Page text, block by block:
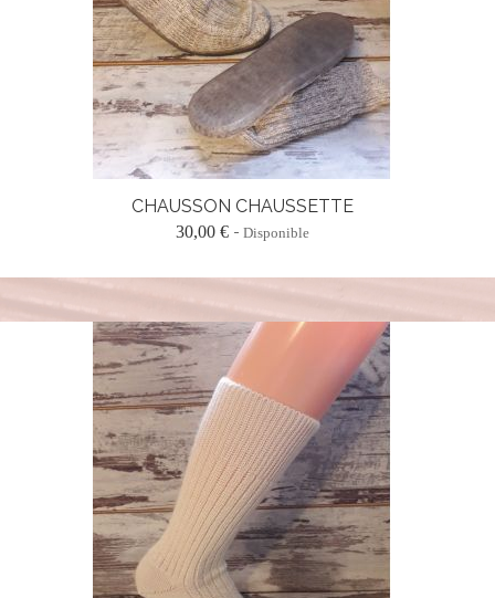
CHAUSSON CHAUSSETTE
30,00 € Disponible